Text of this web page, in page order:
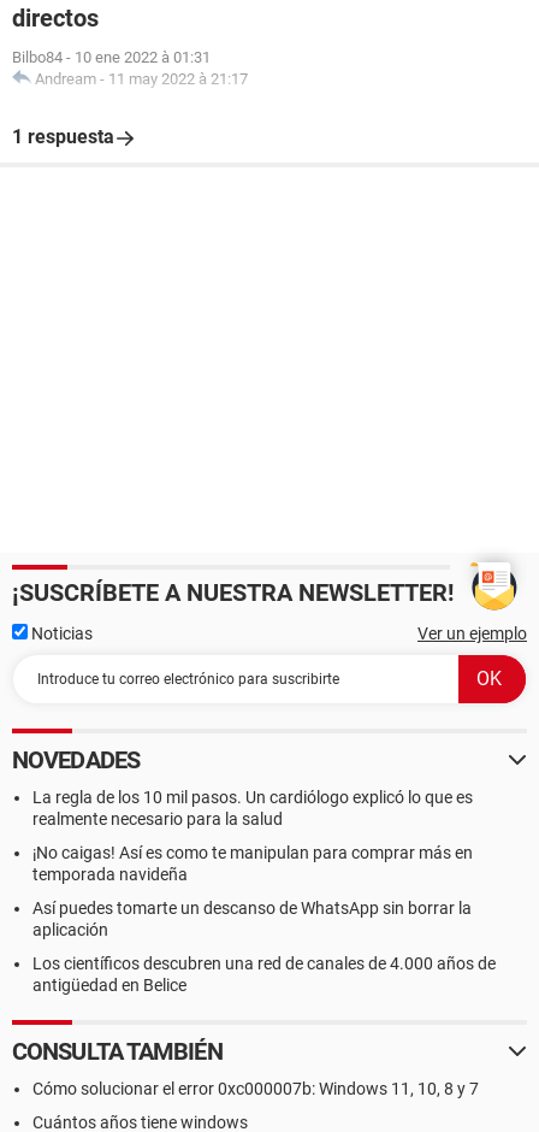
directos
Bilbo84 - 10 ene 2022 à 01:31
Andream - 11 may 2022 à 21:17
1 respuesta
¡SUSCRÍBETE A NUESTRA NEWSLETTER!
Noticias Ver un ejemplo
NOVEDADES
La regla de los 10 mil pasos. Un cardiólogo explicó lo que es
realmente necesario para la salud
¡No caigas! Así es como te manipulan para comprar más en
temporada navideña
Así puedes tomarte un descanso de WhatsApp sin borrar la
aplicación
Los científicos descubren una red de canales de 4.000 años de
antigüedad en Belice
CONSULTA TAMBIÉN
Cómo solucionar el error 0xc000007b: Windows 11, 10, 8 y 7
Cuántos años tiene windows